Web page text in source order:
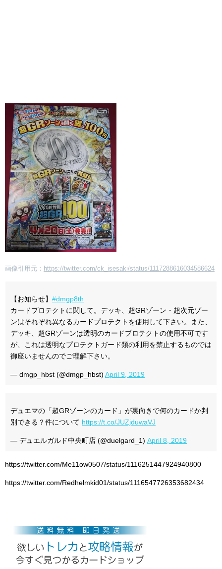
画像引用元： https://twitter.com/ck_isesaki/status/1117288616034586624
【お知らせ】 #dmgp8th
カードプロテクトに関して。デッキ、超GRゾーン・超次元ゾー
ンはそれぞれ異なるカードプロテクトを使用して下さい。また、
デッキ、超GRゾーンは透明のカードプロテクトの使用不可です
が、これは透明なプロテクトガード類の利用を禁止するものでは
御座いませんのでご理解下さい。
— dmgp_hbst (@dmgp_hbst) April 9, 2019
デュエマの「超GRゾーンのカード」が裏向きで何のカードか判
別できる？件について https://t.co/JUZjduwaVJ
— デュエルガルド中央町店 (@duelgard_1) April 8, 2019
https://twitter.com/Me11ow0507/status/1116251447924940800
https://twitter.com/Redhelmkid01/status/1116547726353682434